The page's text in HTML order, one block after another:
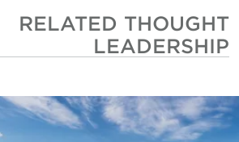
RELATED THOUGHT
LEADERSHIP